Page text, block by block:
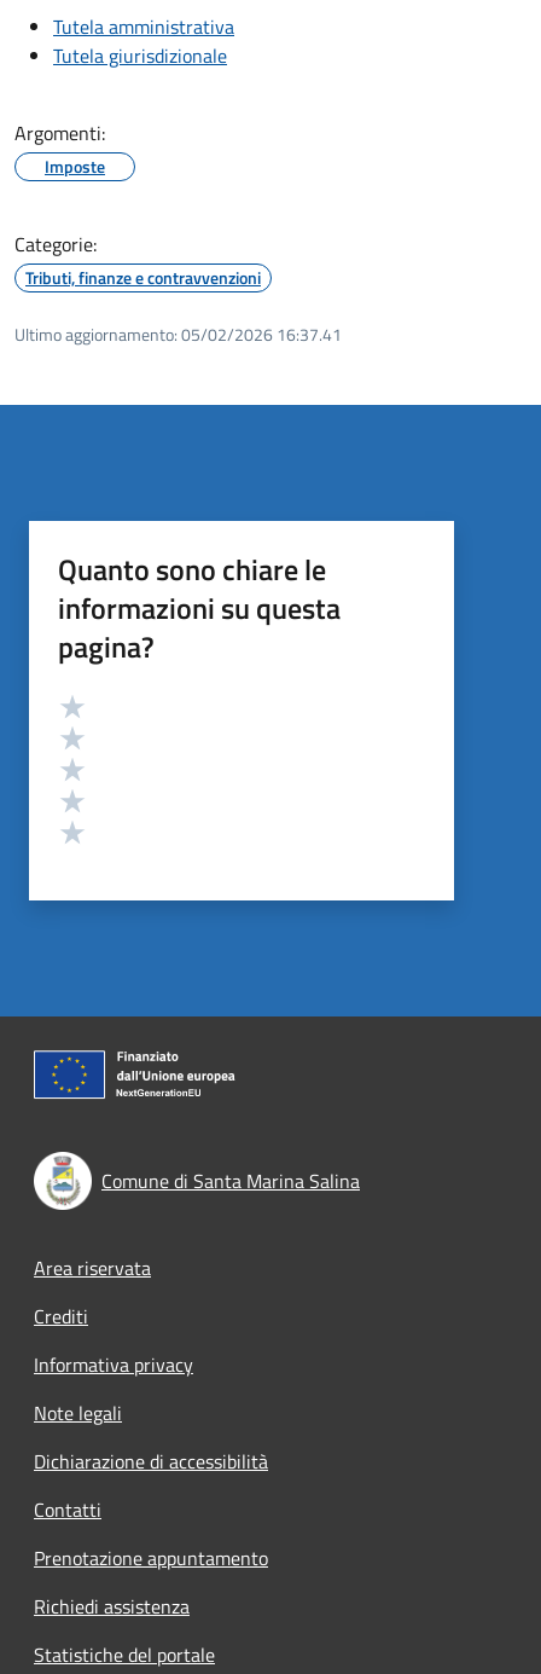
Tutela amministrativa
Tutela giurisdizionale
Argomenti:
Imposte
Categorie:
Tributi, finanze e contravvenzioni
Ultimo aggiornamento:05/02/2026 16:37.41
Quanto sono chiare le
informazioni su questa
pagina?
Valutazione
Comune di Santa Marina Salina
Footer menu
Area riservata
Crediti
Informativa privacy
Note legali
Dichiarazione di accessibilità
Contatti
Prenotazione appuntamento
Richiedi assistenza
Statistiche del portale